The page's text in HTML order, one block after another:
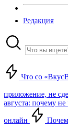
Редакция
Что со
приложение, не
августа: почему
онлайн